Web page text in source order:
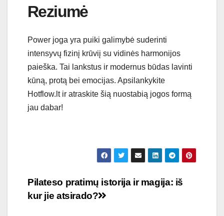
Reziumė
Power joga yra puiki galimybė suderinti
intensyvų fizinį krūviį su vidinės harmonijos
paieška. Tai lankstus ir modernus būdas lavinti
kūną, protą bei emocijas. Apsilankykite
Hotflow.lt ir atraskite šią nuostabią jogos formą
jau dabar!
Navigacija
tarp
Pilateso pratimų istorija ir magija: iš
kur jie atsirado?